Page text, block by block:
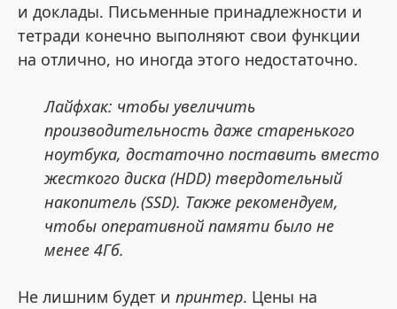
и доклады. Письменные принадлежности и
тетради конечно выполняют свои функции
на отлично, но иногда этого недостаточно.
Лайфхак: чтобы увеличить
производительность даже старенького
ноутбука, достаточно поставить вместо
жесткого диска (HDD) твердотельный
накопитель (SSD). Также рекомендуем,
чтобы оперативной памяти было не
менее 4Гб.
Не лишним будет и принтер. Цены на